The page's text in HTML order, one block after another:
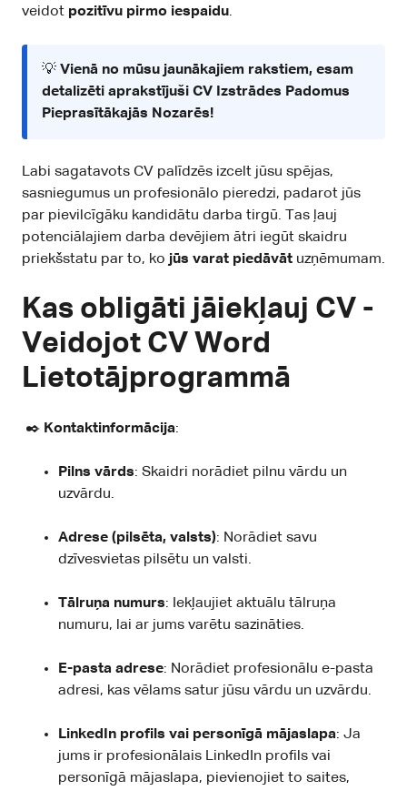
veidot pozitīvu pirmo iespaidu.
💡 Vienā no mūsu jaunākajiem rakstiem, esam
detalizēti aprakstījuši CV Izstrādes Padomus
Pieprasītākajās Nozarēs!
Labi sagatavots CV palīdzēs izcelt jūsu spējas,
sasniegumus un profesionālo pieredzi, padarot jūs
par pievilcīgāku kandidātu darba tirgū. Tas ļauj
potenciālajiem darba devējiem ātri iegūt skaidru
priekšstatu par to, ko jūs varat piedāvāt uzņēmumam.
Kas obligāti jāiekļauj CV -
Veidojot CV Word
Lietotājprogrammā
✒️ Kontaktinformācija:
Pilns vārds: Skaidri norādiet pilnu vārdu un
uzvārdu.
Adrese (pilsēta, valsts): Norādiet savu
dzīvesvietas pilsētu un valsti.
Tālruņa numurs: Iekļaujiet aktuālu tālruņa
numuru, lai ar jums varētu sazināties.
E-pasta adrese: Norādiet profesionālu e-pasta
adresi, kas vēlams satur jūsu vārdu un uzvārdu.
LinkedIn profils vai personīgā mājaslapa: Ja
jums ir profesionālais LinkedIn profils vai
personīgā mājaslapa, pievienojiet to saites,